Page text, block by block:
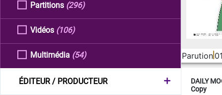
Partitions (296)
Vidéos (106)
Multimédia (54)
ÉDITEUR / PRODUCTEUR
Parution
DAILY
Copy